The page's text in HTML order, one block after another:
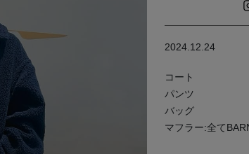
2024.12.24
コート
パンツ
バッグ
マフラー:全て